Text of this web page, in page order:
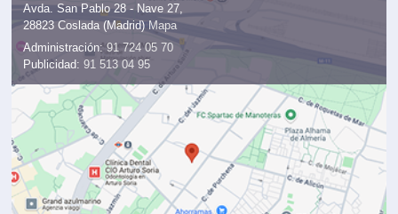
Avda. San Pablo 28 - Nave 27,
28823 Coslada (Madrid) Mapa
Administración: 91 724 05 70
Publicidad: 91 513 04 95